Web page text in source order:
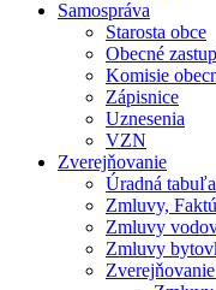
Samospráva
Starosta obce
Obecné
Komisie
Zápisnice
Uznesenia
VZN
Zverejňovanie
Úradná tabuľa
Zmluvy,
Zmluvy
Zmluvy